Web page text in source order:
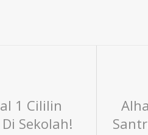
1 Cililin
Sekolah!